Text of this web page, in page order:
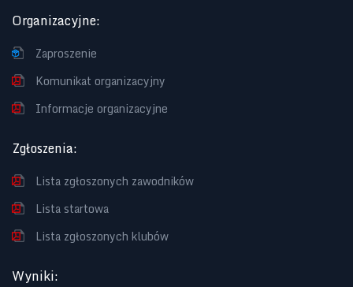
Organizacyjne:
Zaproszenie
Komunikat organizacyjny
Informacje organizacyjne
Zgłoszenia:
Lista zgłoszonych zawodników
Lista startowa
Lista zgłoszonych klubów
Wyniki: